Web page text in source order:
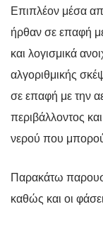
Επιπλέον μέσα
ήρθαν σε επαφή
και λογισμικά
αλγοριθμικής
σε επαφή με την
περιβάλλοντος
νερού που
Παρακάτω
καθώς και οι